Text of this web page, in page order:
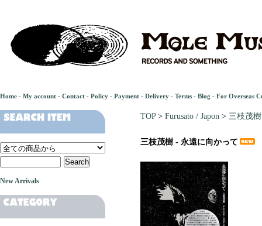
Home - My account - Contact - Policy - Payment - Delivery - Terms - Blog - For Overseas
TOP> Furusato / Japon > 三枝茂
三枝茂樹 - 永遠に向かって
New Arrivals